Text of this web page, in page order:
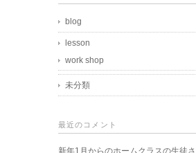
blog
lesson
work shop
未分類
最近のコメント
新年1月からのホームクラスの生徒